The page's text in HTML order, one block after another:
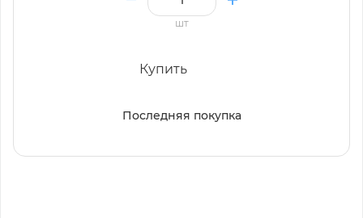
шт
Купить
Последняя покупка